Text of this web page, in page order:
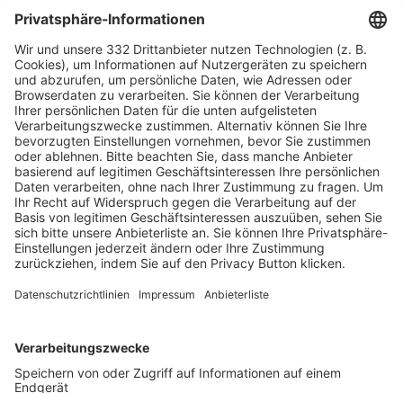
HÄUFIG BESUCHTE SEITEN
Pässe und Vereinswechsel
Trainerausbildung
Schulungsangebot Vereinsmitarbeiter
BFV-Geschäftsstellen
Trainerbörse
Login SpielPlus
FOLGE DEM BFV
TOP-VEREINE